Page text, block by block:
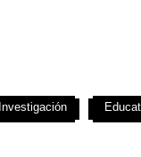
Investigación